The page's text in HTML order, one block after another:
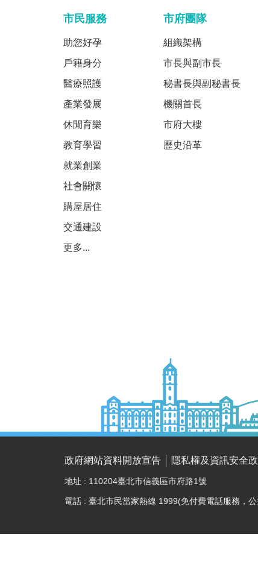
市民服務
助您好孕
戶籍身分
醫療照護
產業發展
休閒育樂
教育學習
就業創業
社會關懷
購屋居住
交通建設
更多...
市府團隊
組織架構
市長與副市長
秘書長與副秘書長
機關首長
市府大樓
歷史沿革
政府網站資料開放宣告 隱私權及資訊安全
地址 : 110204臺北市信義區市府路1號
電話 : 臺北市民當家熱線 1999(免付費電話服務，